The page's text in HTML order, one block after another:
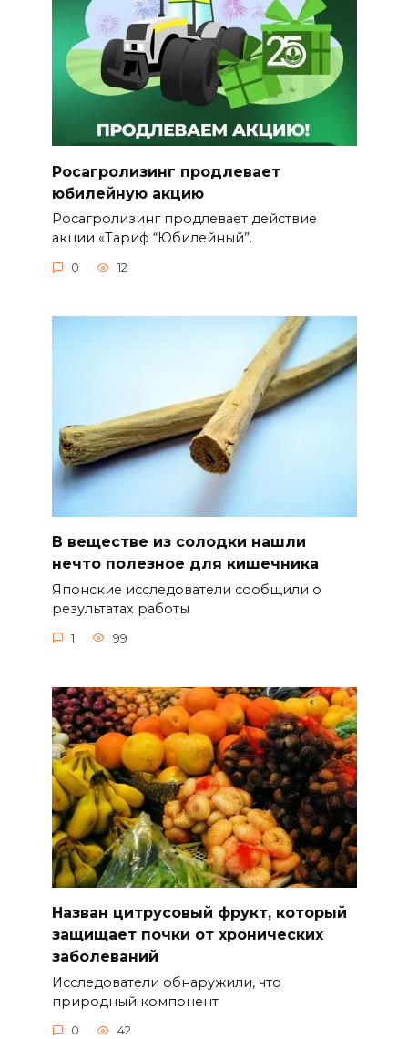
Росагролизинг продлевает
юбилейную акцию
Росагролизинг продлевает действие
акции «Тариф “Юбилейный”.
0 12
В веществе из солодки нашли
нечто полезное для кишечника
Японские исследователи сообщили о
результатах работы
1 99
Назван цитрусовый фрукт, который
защищает почки от хронических
заболеваний
Исследователи обнаружили, что
природный компонент
0 42